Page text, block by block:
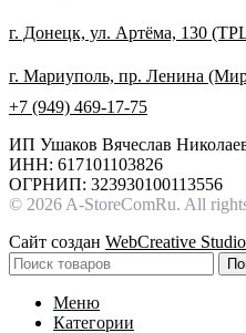
г. Донецк, ул. Артёма, 130
г. Мариуполь, пр. Ленина
+7 (949) 469-17-75
ИП Ушаков Вячеслав
ИНН: 617101103826
ОГРНИП: 323930100113556
© 2026 A-StoreComRu. All
Сайт создан WebCreative Studio
Меню
Категории